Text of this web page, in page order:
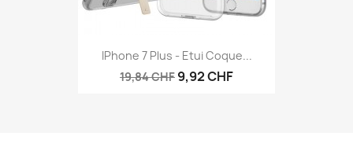
IPhone 7 Plus - Etui Coque...
19,84 CHF 9,92 CHF